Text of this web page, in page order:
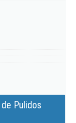
Pulidos